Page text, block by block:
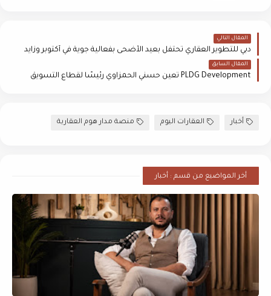
المقال التالي
دبي للتطوير العقاري تحتفل بعيد الأضحى بفعالية جوية في أكتوبر وزايد
المقال السابق
PLDG Development تعين حسني الحمزاوي رئيسًا لقطاع التسويق
أخبار العقارات اليوم منصة مدار هوم العقارية
أخر المواضيع من قسم : أخبار